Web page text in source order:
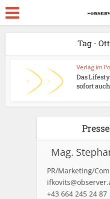
Tag -
Verlag im
Das
sofort
Mag.
PR/Marketing/
+43 664 245 24 87